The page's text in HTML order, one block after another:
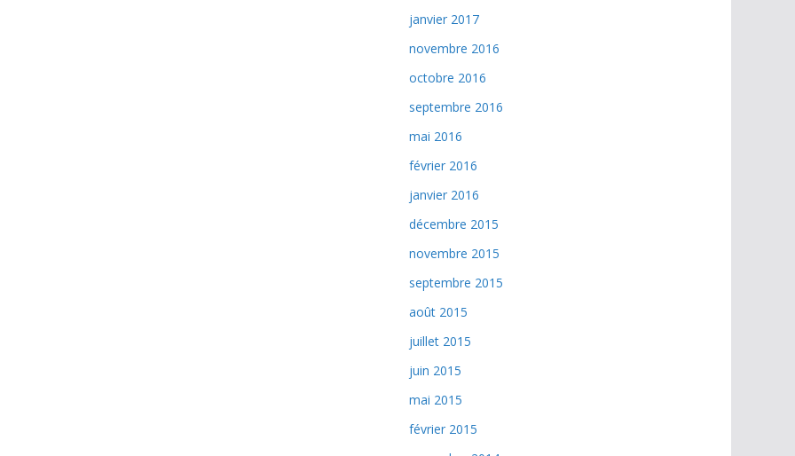
janvier 2017
novembre 2016
octobre 2016
septembre 2016
mai 2016
février 2016
janvier 2016
décembre 2015
novembre 2015
septembre 2015
août 2015
juillet 2015
juin 2015
mai 2015
février 2015